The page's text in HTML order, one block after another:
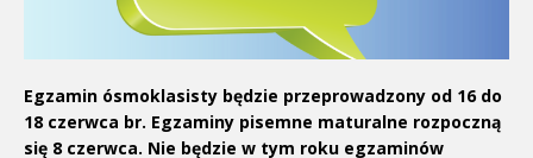
Egzamin ósmoklasisty będzie przeprowadzony od 16 do
18 czerwca br. Egzaminy pisemne maturalne rozpoczną
się 8 czerwca. Nie będzie w tym roku egzaminów